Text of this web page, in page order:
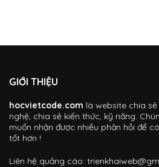
GIỚI THIỆU
hocvietcode.com là website chia
nghệ, chia sẻ kiến thức, kỹ năng.
muốn nhận được nhiều phản hồi để
tốt hơn !
Liên hệ quảng cáo: